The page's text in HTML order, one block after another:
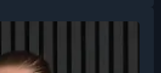
на учеников
язык с нуля.